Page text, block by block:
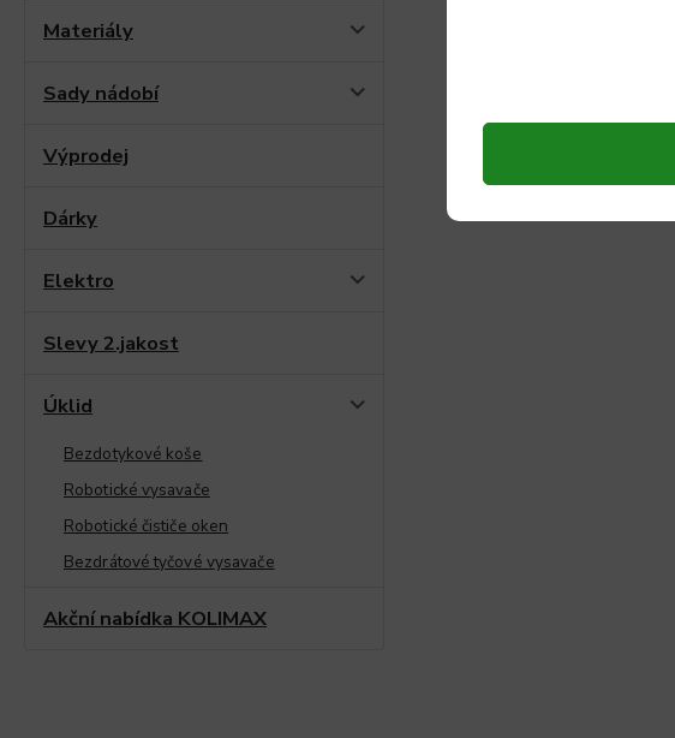
Materiály
Sady nádobí
Výprodej
Dárky
Elektro
Slevy 2.jakost
Úklid
Bezdotykové koše
Robotické vysavače
Robotické čističe oken
Bezdrátové tyčové vysavače
Akční nabídka KOLIMAX